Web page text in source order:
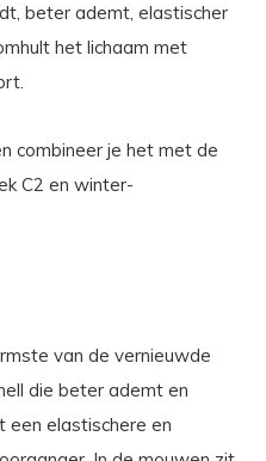
beter ademt, elastischer
het lichaam met
combineer je het met de
C2 en winter-
van de vernieuwde
die beter ademt en
een elastischere en